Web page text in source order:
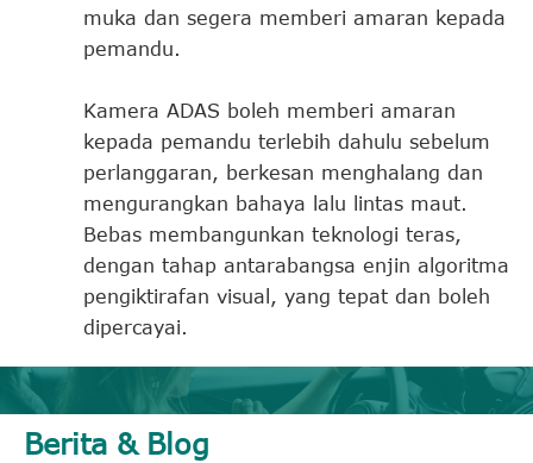
muka dan segera memberi amaran kepada
pemandu.
Kamera ADAS boleh memberi amaran
kepada pemandu terlebih dahulu sebelum
perlanggaran, berkesan menghalang dan
mengurangkan bahaya lalu lintas maut.
Bebas membangunkan teknologi teras,
dengan tahap antarabangsa enjin algoritma
pengiktirafan visual, yang tepat dan boleh
dipercayai.
Berita & Blog